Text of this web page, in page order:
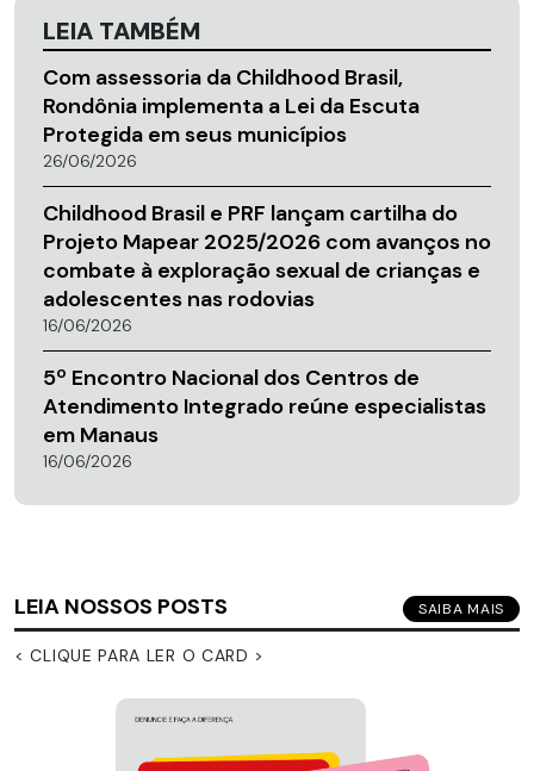
LEIA TAMBÉM
Com assessoria da Childhood Brasil,
Rondônia implementa a Lei da Escuta
Protegida em seus municípios
26/06/2026
Childhood Brasil e PRF lançam cartilha do
Projeto Mapear 2025/2026 com avanços no
combate à exploração sexual de crianças e
adolescentes nas rodovias
16/06/2026
5º Encontro Nacional dos Centros de
Atendimento Integrado reúne especialistas
em Manaus
16/06/2026
LEIA NOSSOS POSTS SAIBA MAIS
< CLIQUE PARA LER O CARD >